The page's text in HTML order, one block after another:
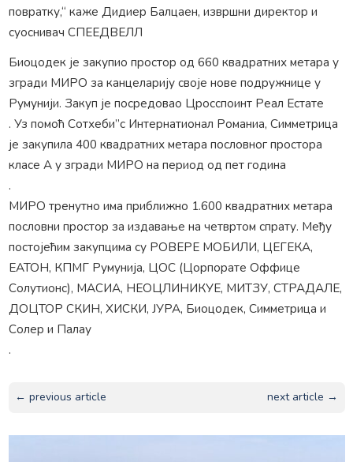
повратку,“ каже Дидиер Балцаен, извршни директор и
суоснивач СПЕЕДВЕЛЛ
Биоцодек је закупио простор од 660 квадратних метара у
згради МИРО за канцеларију своје нове подружнице у
Румунији. Закуп је посредовао Цросспоинт Реал Естате
. Уз помоћ Сотхеби”с Интернатионал Романиа, Симметрица
је закупила 400 квадратних метара пословног простора
класе А у згради МИРО на период од пет година
.
МИРО тренутно има приближно 1.600 квадратних метара
пословни простор за издавање на четвртом спрату. Међу
постојећим закупцима су РОВЕРЕ МОБИЛИ, ЦЕГЕКА,
ЕАТОН, КПМГ Румунија, ЦОС (Цорпорате Оффице
Солутионс), МАСИА, НЕОЦЛИНИКУЕ, МИТЗУ, СТРАДАЛЕ,
ДОЦТОР СКИН, ХИСКИ, ЈУРА, Биоцодек, Симметрица и
Солер и Палау
.
← previous article next article →